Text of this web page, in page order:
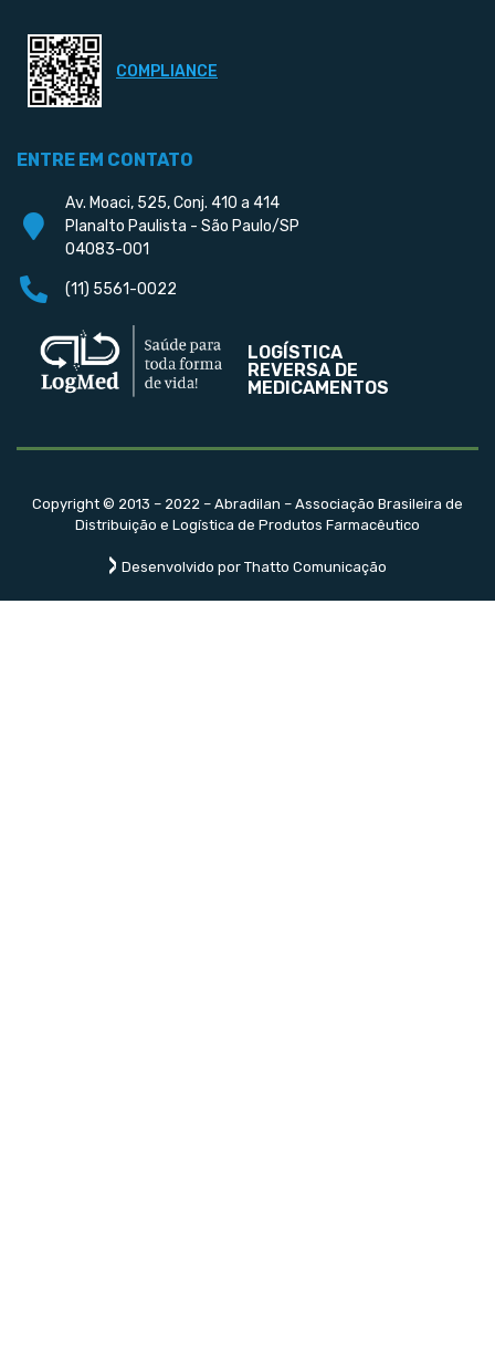
COMPLIANCE
ENTRE EM CONTATO
Av. Moaci, 525, Conj. 410 a 414
Planalto Paulista - São Paulo/SP
04083-001
(11) 5561-0022
LOGÍSTICA
REVERSA DE
MEDICAMENTOS
Copyright © 2013 – 2022 – Abradilan – Associação Brasileira de
Distribuição e Logística de Produtos Farmacêutico
Desenvolvido por Thatto Comunicação